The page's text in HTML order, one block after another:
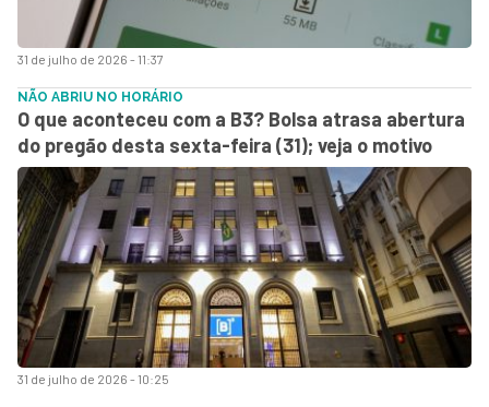
31 de julho de 2026 - 11:37
31 de julho de 2026 - 10:25
NÃO ABRIU NO HORÁRIO
O que aconteceu com a B3? Bolsa atrasa abertura
do pregão desta sexta-feira (31); veja o motivo